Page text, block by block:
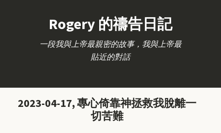
Rogery 的禱告日記
一段我與上帝最親密的故事，我與上帝最
貼近的對話
2023-04-17, 專心倚靠神拯救我脫離一
切苦難